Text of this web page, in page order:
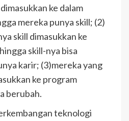
ke dalam
mereka punya skill; (2)
skill dimasukkan ke
skill-nya bisa
karir; (3)mereka yang
ke program
berubah.
teknologi